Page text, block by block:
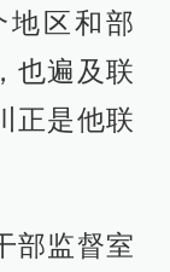
地区和部
也遍及联
正是他联
部监督室